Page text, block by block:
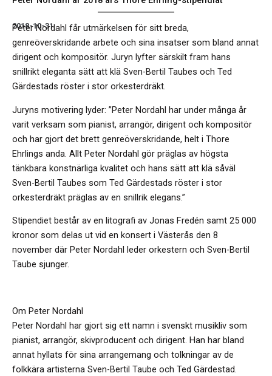
2018-10-31
Peter Nordahl får utmärkelsen för sitt breda,
genreöverskridande arbete och sina insatser som bland annat
dirigent och kompositör. Juryn lyfter särskilt fram hans
snillrikt eleganta sätt att klä Sven-Bertil Taubes och Ted
Gärdestads röster i stor orkesterdräkt.
Juryns motivering lyder: ”Peter Nordahl har under många år
varit verksam som pianist, arrangör, dirigent och kompositör
och har gjort det brett genreöverskridande, helt i Thore
Ehrlings anda. Allt Peter Nordahl gör präglas av högsta
tänkbara konstnärliga kvalitet och hans sätt att klä såväl
Sven-Bertil Taubes som Ted Gärdestads röster i stor
orkesterdräkt präglas av en snillrik elegans.”
Stipendiet består av en litografi av Jonas Fredén samt 25 000
kronor som delas ut vid en konsert i Västerås den 8
november där Peter Nordahl leder orkestern och Sven-Bertil
Taube sjunger.
Om Peter Nordahl
Peter Nordahl har gjort sig ett namn i svenskt musikliv som
pianist, arrangör, skivproducent och dirigent. Han har bland
annat hyllats för sina arrangemang och tolkningar av de
folkkära artisterna Sven-Bertil Taube och Ted Gärdestad.